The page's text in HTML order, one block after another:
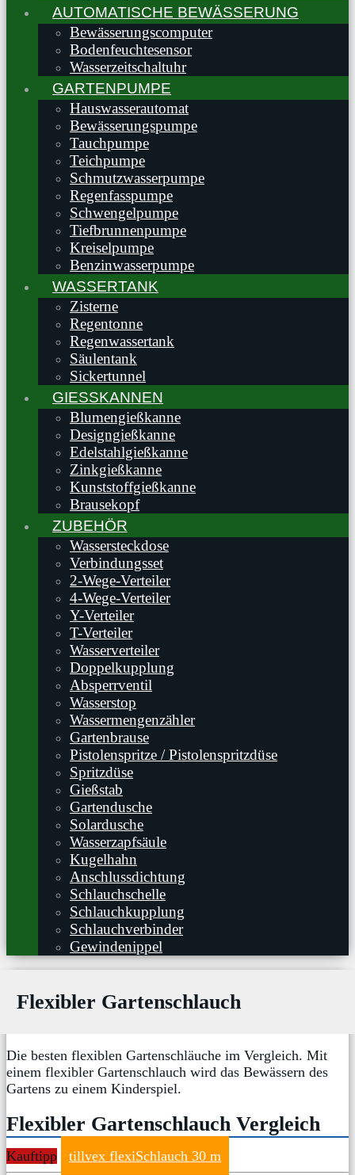
AUTOMATISCHE BEWÄSSERUNG
Bewässerungscomputer
Bodenfeuchtesensor
Wasserzeitschaltuhr
GARTENPUMPE
Hauswasserautomat
Bewässerungspumpe
Tauchpumpe
Teichpumpe
Schmutzwasserpumpe
Regenfasspumpe
Schwengelpumpe
Tiefbrunnenpumpe
Kreiselpumpe
Benzinwasserpumpe
WASSERTANK
Zisterne
Regentonne
Regenwassertank
Säulentank
Sickertunnel
GIESSKANNEN
Blumengießkanne
Designgießkanne
Edelstahlgießkanne
Zinkgießkanne
Kunststoffgießkanne
Brausekopf
ZUBEHÖR
Wassersteckdose
Verbindungsset
2-Wege-Verteiler
4-Wege-Verteiler
Y-Verteiler
T-Verteiler
Wasserverteiler
Doppelkupplung
Absperrventil
Wasserstop
Wassermengenzähler
Gartenbrause
Pistolenspritze / Pistolenspritzdüse
Spritzdüse
Gießstab
Gartendusche
Solardusche
Wasserzapfsäule
Kugelhahn
Anschlussdichtung
Schlauchschelle
Schlauchkupplung
Schlauchverbinder
Gewindenippel
Flexibler Gartenschlauch
Die besten flexiblen Gartenschläuche im Vergleich. Mit
einem flexibler Gartenschlauch wird das Bewässern des
Gartens zu einem Kinderspiel.
Flexibler Gartenschlauch Vergleich
Kauftipp tillvex flexiSchlauch 30 m